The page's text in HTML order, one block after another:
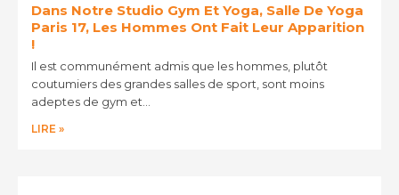
Dans Notre Studio Gym Et Yoga, Salle De Yoga
Paris 17, Les Hommes Ont Fait Leur Apparition
!
Il est communément admis que les hommes, plutôt
coutumiers des grandes salles de sport, sont moins
adeptes de gym et…
LIRE »